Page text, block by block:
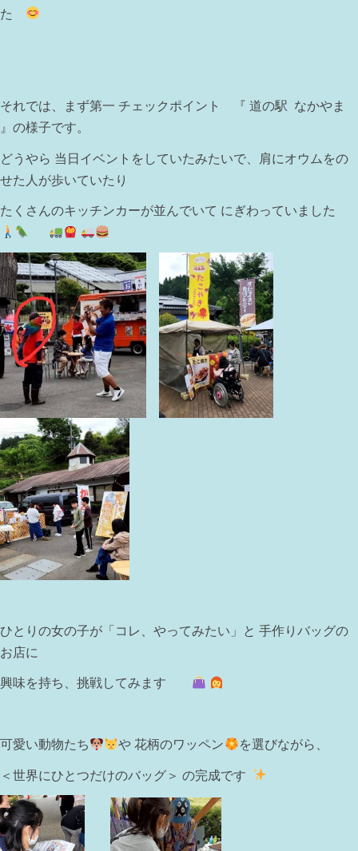
た
それでは、まず第一 チェックポイント 『 道の駅 なかやま
』の様子です。
どうやら 当日イベントをしていたみたいで、肩にオウムをの
せた人が歩いていたり
たくさんのキッチンカーが並んでいて にぎわっていました
ひとりの女の子が「コレ、やってみたい」と 手作りバッグの
お店に
興味を持ち、挑戦してみます
可愛い動物たち や 花柄のワッペン
を選びながら、
＜世界にひとつだけのバッグ＞ の完成です